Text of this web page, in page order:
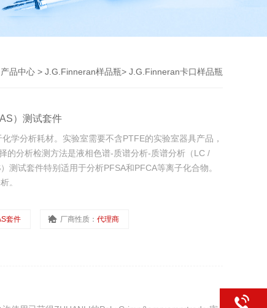
产品中心 > J.G.Finneran样品瓶> J.G.Finneran卡口样品瓶
）测试套件
学分析耗材。实验室需要不含PTFE的实验室器具产品，
的分析检测方法是液相色谱-质谱分析-质谱分析（LC /
测试套件特别适用于分析PFSA和PFCA等离子化合物。
。
套件 厂商性质： 代理商